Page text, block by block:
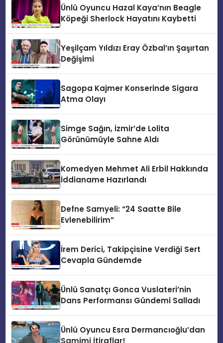
Ünlü Oyuncu Hazal Kaya’nın Beagle
Köpeği Sherlock Hayatını Kaybetti
Yeşilçam Yıldızı Eray Özbal’ın Şaşırtan
Değişimi
Sagopa Kajmer Konserinde Sigara
Atma Olayı
Simge Sağın, İzmir’de Lolita
Görünümüyle Sahne Aldı
Komedyen Mehmet Ali Erbil Hakkında
İddianame Hazırlandı
Defne Samyeli: “24 Saatte Bile
Evlenebilirim”
İrem Derici, Takipçisine Verdiği Sert
Cevapla Gündemde
Ünlü Sanatçı Gonca Vuslateri’nin
Dans Performansı Gündemi Salladı
Ünlü Oyuncu Esra Dermancıoğlu’dan
Samimi İtiraflar!